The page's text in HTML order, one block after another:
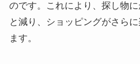
のです。これにより、探し物
と減り、ショッピングがさら
ます。